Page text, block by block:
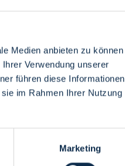
Medien anbieten zu können
Verwendung unserer
führen diese Informationen
im Rahmen Ihrer Nutzung
Marketing